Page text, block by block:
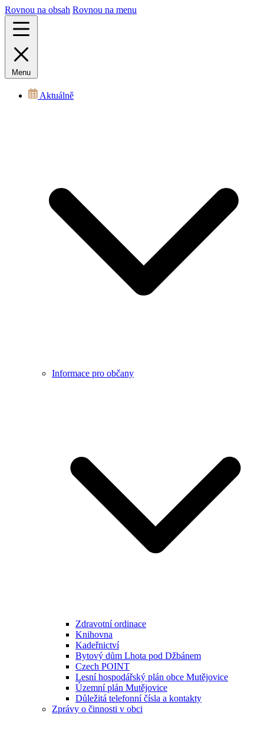
Rovnou na obsah Rovnou na menu
Menu
Aktuálně
Informace pro občany
Zdravotní ordinace
Knihovna
Kadeřnictví
Bytový dům Lhota pod Džbánem
Czech POINT
Lesní hospodářský plán obce Mutějovice
Územní plán Mutějovice
Důležitá telefonní čísla a kontakty
Zprávy o činnosti v obci